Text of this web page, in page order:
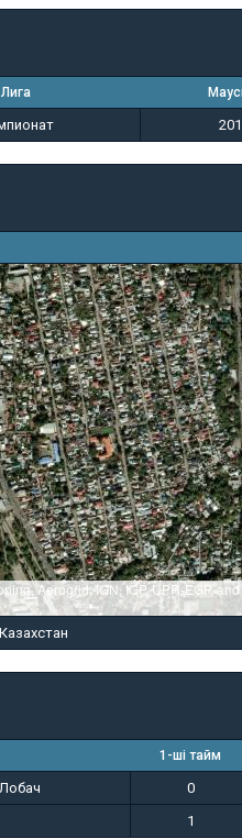
Лига
Aerogrid, IGN, IGP, UPR-EGP,
1-ші тайм
0
1